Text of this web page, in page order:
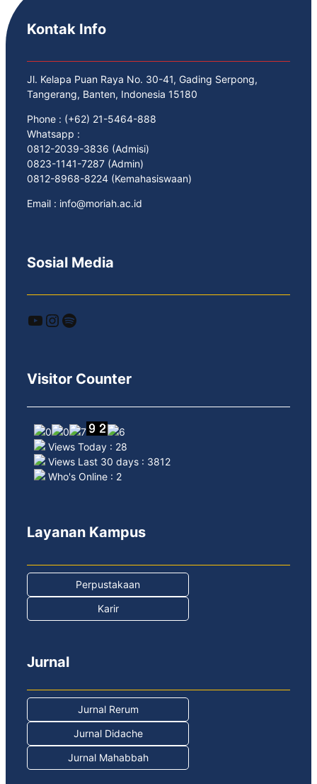
Kontak Info
Jl. Kelapa Puan Raya No. 30-41, Gading Serpong,
Tangerang, Banten, Indonesia 15180
Phone : (+62) 21-5464-888
Whatsapp :
0812-2039-3836 (Admisi)
0823-1141-7287 (Admin)
0812-8968-8224 (Kemahasiswaan)
Email : info@moriah.ac.id
Sosial Media
YouTube Instagram Spotify
Visitor Counter
Views Today : 28
Views Last 30 days : 3812
Who's Online : 2
Layanan Kampus
Perpustakaan
Karir
Jurnal
Jurnal Rerum
Jurnal Didache
Jurnal Mahabbah